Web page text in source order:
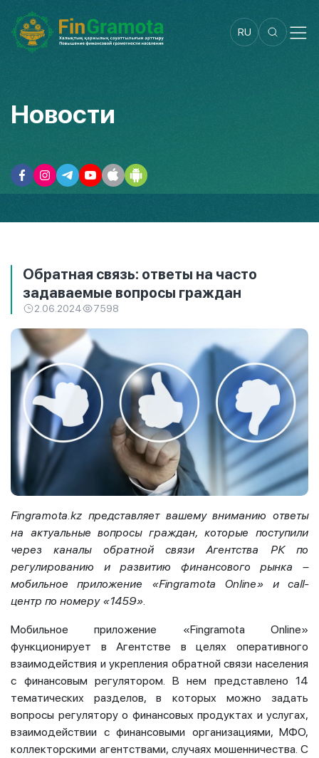
RU
Новости
Обратная связь: ответы на часто
задаваемые вопросы граждан
2.06.2024 7598
Fingramota.kz представляет вашему вниманию ответы
на актуальные вопросы граждан, которые поступили
через каналы обратной связи Агентства РК по
регулированию и развитию финансового рынка –
мобильное приложение «Fingramota Online» и call-
центр по номеру «1459».
Мобильное приложение «Fingramota Online»
функционирует в Агентстве в целях оперативного
взаимодействия и укрепления обратной связи населения
с финансовым регулятором. В нем представлено 14
тематических разделов, в которых можно задать
вопросы регулятору о финансовых продуктах и услугах,
взаимодействии с финансовыми организациями, МФО,
коллекторскими агентствами, случаях мошенничества. С